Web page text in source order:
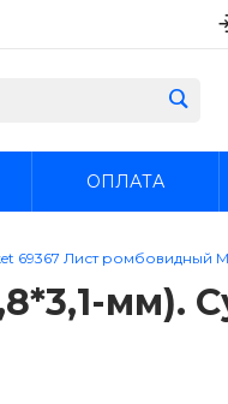
ОПЛАТА
69367 Лист ромбовидный
мм).